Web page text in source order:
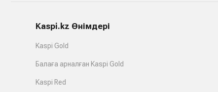
Kaspi.kz Өнімдері
Kaspi Gold
Балаға арналған Kaspi Gold
Kaspi Red